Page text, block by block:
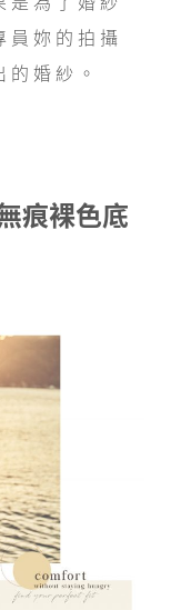
員妳的拍攝
婚紗。
痕裸色底